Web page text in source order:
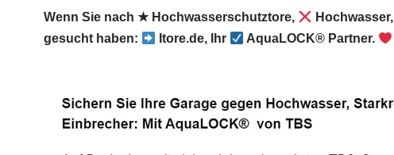
Wenn Sie nach ★ Hochwasserschutztore, Hochwasser,
gesucht haben:
Itore.de, Ihr AquaLOCK® Partner.